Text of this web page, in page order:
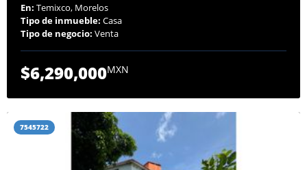
En: Temixco, Morelos
Tipo de inmueble: Casa
Tipo de negocio: Venta
$6,290,000MXN
7545722